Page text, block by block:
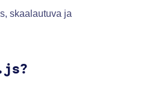
skaalautuva ja